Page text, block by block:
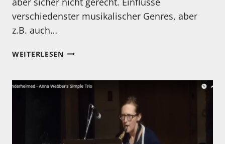
verschiedenster musikalischer Genres, aber
z.B. auch…
WEITERLESENKENNEN
ULITA